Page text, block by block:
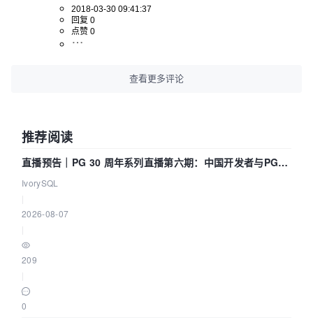
2018-03-30 09:41:37
回复 0
点赞 0
查看更多评论
推荐阅读
直播预告｜PG 30 周年系列直播第六期：中国开发者与PG内
核——我们改得动吗？我们贡献了什么？
IvorySQL
2026-08-07
209
0